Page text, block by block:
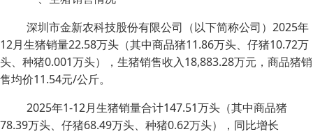
深圳市金新农科技股份有限公司（以下简称公司）2025年
12月生猪销量22.58万头（其中商品猪11.86万头、仔猪10.72万
头、种猪0.001万头），生猪销售收入18,883.28万元，商品猪销
售均价11.54元/公斤。
2025年1-12月生猪销量合计147.51万头（其中商品猪
78.39万头、仔猪68.49万头、种猪0.62万头），同比增长